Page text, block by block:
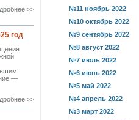
>>
год
—
>>
№11 ноябрь 2022
№10 октябрь 2022
№9 сентябрь 2022
№8 август 2022
№7 июль 2022
№6 июнь 2022
№5 май 2022
№4 апрель 2022
№3 март 2022